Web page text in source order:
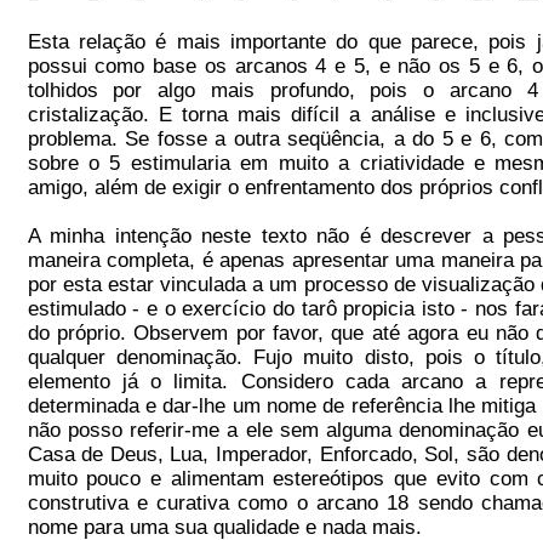
Esta relação é mais importante do que parece, pois
possui como base os arcanos 4 e 5, e não os 5 e 6,
tolhidos por algo mais profundo, pois o arcano
cristalização. E torna mais difícil a análise e
problema. Se fosse a outra seqüência, a do 5 e 6,
sobre o 5 estimularia em muito a criatividade e
amigo, além de exigir o enfrentamento dos próprios
A minha intenção neste texto não é descrever a
maneira completa, é apenas apresentar uma maneira
por esta estar vinculada a um processo de visualização
estimulado - e o exercício do tarô propicia isto - nos
do próprio. Observem por favor, que até agora eu não
qualquer denominação. Fujo muito disto, pois o
elemento já o limita. Considero cada arcano a
determinada e dar-lhe um nome de referência lhe
não posso referir-me a ele sem alguma denominação
Casa de Deus, Lua, Imperador, Enforcado, Sol, são
muito pouco e alimentam estereótipos que evito com
construtiva e curativa como o arcano 18 sendo
nome para uma sua qualidade e nada mais.